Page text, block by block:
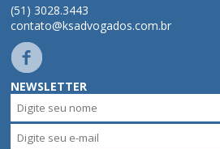
Contato
(51) 3028.3443
contato@ksadvogados.com.br
NEWSLETTER